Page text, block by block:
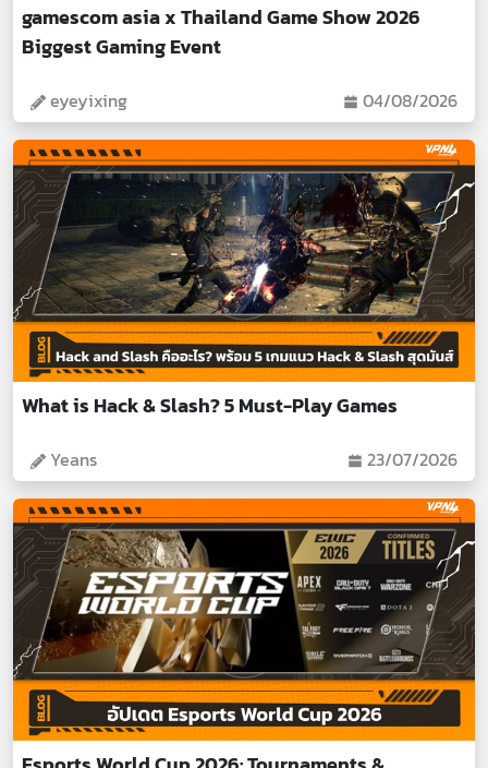
gamescom asia x Thailand Game Show 2026
Biggest Gaming Event
eyeyixing 04/08/2026
What is Hack & Slash? 5 Must-Play Games
Yeans 23/07/2026